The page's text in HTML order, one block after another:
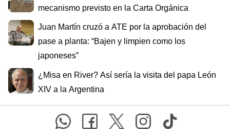
mecanismo previsto en la Carta Orgánica
Juan Martín cruzó a ATE por la aprobación del
pase a planta: “Bajen y limpien como los
japoneses”
¿Misa en River? Así sería la visita del papa León
XIV a la Argentina